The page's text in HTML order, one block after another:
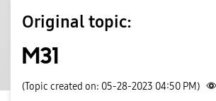
Original topic:
M31
(Topic created on: 05-28-2023 04:50 PM)